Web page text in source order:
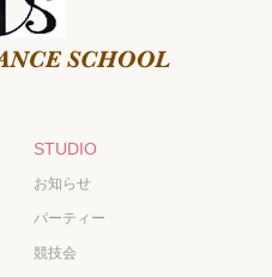
STUDIO
お知らせ
パーティー
競技会